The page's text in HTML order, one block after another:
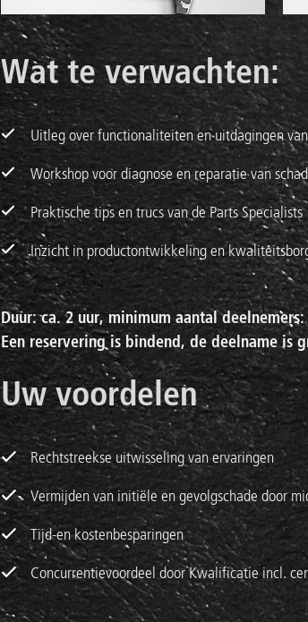
Wat te verwachten:
Uitleg over functionaliteiten en uitdagingen
Workshop voor diagnose en reparatie van
Praktische tips en trucs van de Parts Specialists
Inzicht in productontwikkeling en
Duur: ca. 2 uur, minimum aantal
Een reservering is bindend, de deelname is
Uw voordelen
Rechtstreekse uitwisseling van ervaringen
Vermijden van initiële en gevolgschade door
Tijd-en kostenbesparingen
Concurrentievoordeel door Kwalificatie incl.